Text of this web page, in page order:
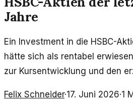
Jahre
Ein Investment in die HSBC-
hätte sich als rentabel
zur Kursentwicklung und den
Felix Schneider·17. Juni 2026·1